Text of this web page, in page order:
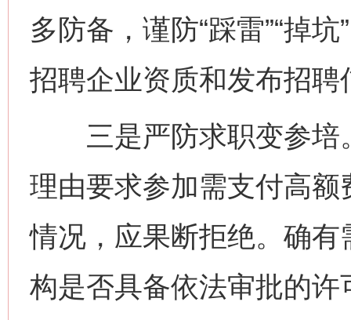
多防备，谨防“踩雷”“掉
招聘企业资质和发布招
三是严防求职变参培
理由要求参加需支付高
情况，应果断拒绝。确
构是否具备依法审批的